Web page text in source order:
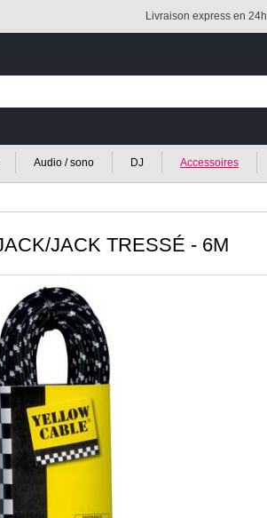
Livraison express en 24h
Audio / sono DJ Accessoires
JACK TRESSÉ - 6M